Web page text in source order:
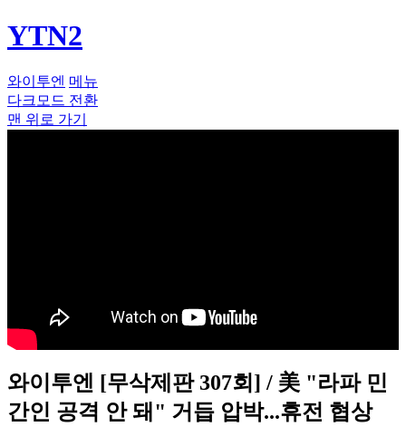
YTN2
와이투엔 메뉴
다크모드 전환
맨 위로 가기
와이투엔 [무삭제판 307회] / 美 "라파 민
간인 공격 안 돼" 거듭 압박...휴전 협상